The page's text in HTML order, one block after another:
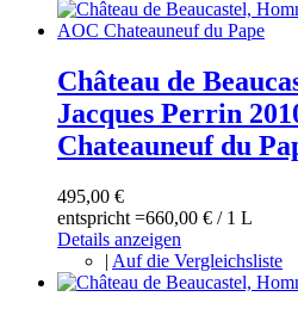
Château de
Jacques Perrin
Chateauneuf du
495,00 €
entspricht =660,00 € / 1 L
Details anzeigen
| Auf die Vergleichsliste